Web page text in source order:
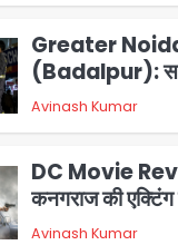
Greater
(Badalpur):
अनियंत्रित होकर
में , ड्राइवर की मौत
Avinash Kumar
DC Movie
कनगराज की
विजुअली स्ट्राइकिंग
में कमजोर, लेकिन
Avinash Kumar